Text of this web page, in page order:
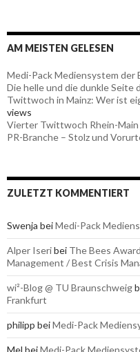
AM MEISTEN GELESEN
Medi-Pack Mediensystem der
Die helle und die dunkle Seite
Twittwoch in Mainz: Wer ist
views
Vierter Twittwoch Rhein-Main
PR-Branche – Stolz und
ZULETZT KOMMENTIERT
Swenja beiMedi-Pack
Alper Iseribei The Bees
Management / Best Crisis
wi²-Blog @ TU Braunschweig
Frankfurt
philipp beiMedi-Pack
Mel beiMedi-Pack